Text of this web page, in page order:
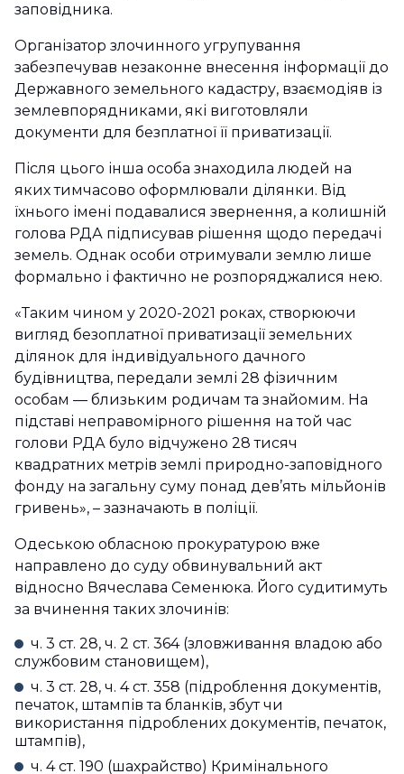
заповідника.
Організатор злочинного угрупування
забезпечував незаконне внесення інформації до
Державного земельного кадастру, взаємодіяв із
землевпорядниками, які виготовляли
документи для безплатної її приватизації.
Після цього інша особа знаходила людей на
яких тимчасово оформлювали ділянки. Від
їхнього імені подавалися звернення, а колишній
голова РДА підписував рішення щодо передачі
земель. Однак особи отримували землю лише
формально і фактично не розпоряджалися нею.
«Таким чином у 2020-2021 роках, створюючи
вигляд безоплатної приватизації земельних
ділянок для індивідуального дачного
будівництва, передали землі 28 фізичним
особам — близьким родичам та знайомим. На
підставі неправомірного рішення на той час
голови РДА було відчужено 28 тисяч
квадратних метрів землі природно-заповідного
фонду на загальну суму понад дев’ять мільйонів
гривень», – зазначають в поліції.
Одеською обласною прокуратурою вже
направлено до суду обвинувальний акт
відносно Вячеслава Семенюка. Його судитимуть
за вчинення таких злочинів:
ч. 3 ст. 28, ч. 2 ст. 364 (зловживання владою або
службовим становищем),
ч. 3 ст. 28, ч. 4 ст. 358 (підроблення документів,
печаток, штампів та бланків, збут чи
використання підроблених документів, печаток,
штампів),
ч. 4 ст. 190 (шахрайство) Кримінального